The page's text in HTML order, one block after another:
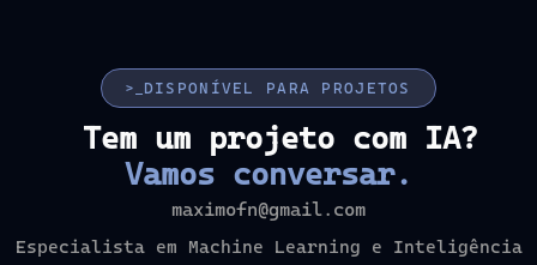
>_ DISPONÍVEL PARA PROJETOS
Tem um projeto com IA?
Vamos conversar.
maximofn@gmail.com
Especialista em Machine Learning e Inteligência